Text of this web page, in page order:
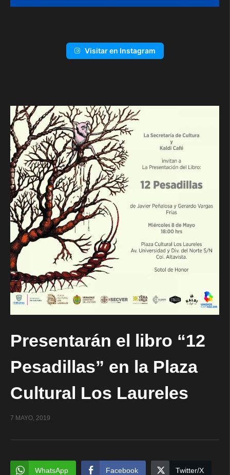
Visitar en Instagram
Presentarán el libro “12
Pesadillas” en la Plaza
Cultural Los Laureles
7 MAYO, 2019
WhatsApp Facebook Twitter/X